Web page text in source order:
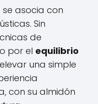
asocia con
Sin
de
por el equilibrio
una simple
con su almidón